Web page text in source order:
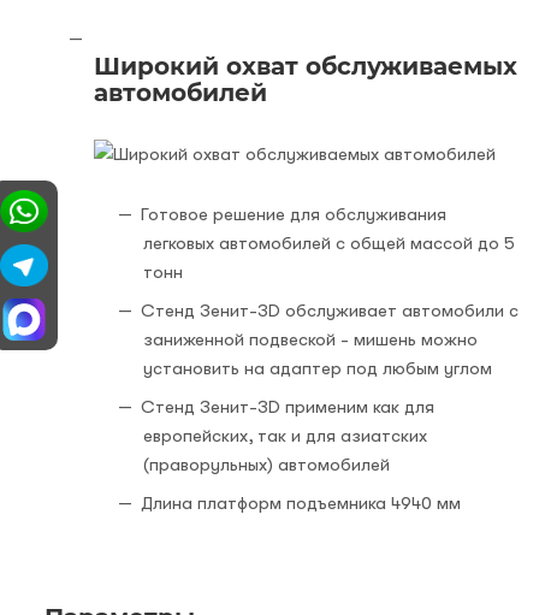
Широкий охват обслуживаемых
автомобилей
Готовое решение для обслуживания
легковых автомобилей с общей массой до 5
тонн
Стенд Зенит-3D обслуживает автомобили с
заниженной подвеской - мишень можно
установить на адаптер под любым углом
Стенд Зенит-3D применим как для
европейских, так и для азиатских
(праворульных) автомобилей
Длина платформ подъемника 4940 мм